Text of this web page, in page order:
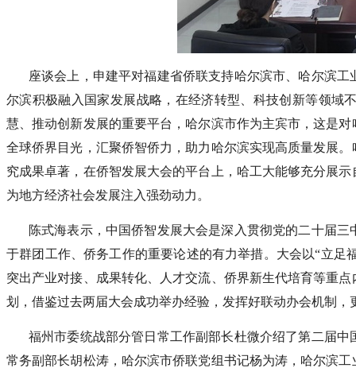
座谈会上，申建平对福建省侨联支持哈尔滨市、哈尔滨
尔滨积极融入国家发展战略，在经济转型、科技创新等领域
慧、推动创新发展的重要平台，哈尔滨市作为主宾市，这是
全球侨界目光，汇聚侨智侨力，助力哈尔滨实现高质量发展
究成果卓著，在侨智发展大会的平台上，哈工大能够充分展
为地方经济社会发展注入强劲动力。
陈式海表示，中国侨智发展大会是深入贯彻党的二十届
于群团工作、侨务工作的重要论述的有力举措。大会以“立足
突出产业对接、成果转化、人才交流、侨界新生代培育等重
划，借鉴过去两届大会成功举办经验，发挥好联动办会机制
福州市委统战部分管日常工作副部长杜微介绍了第二届
常务副部长胡松涛，哈尔滨市侨联党组书记杨为涛，哈尔滨